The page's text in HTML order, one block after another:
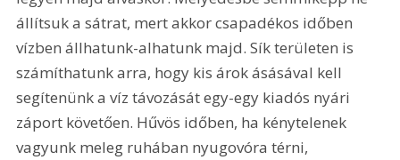
állítsuk a sátrat, mert akkor csapadékos időben
vízben állhatunk-alhatunk majd. Sík területen is
számíthatunk arra, hogy kis árok ásásával kell
segítenünk a víz távozását egy-egy kiadós nyári
záport követően. Hűvös időben, ha kénytelenek
vagyunk meleg ruhában nyugovóra térni,